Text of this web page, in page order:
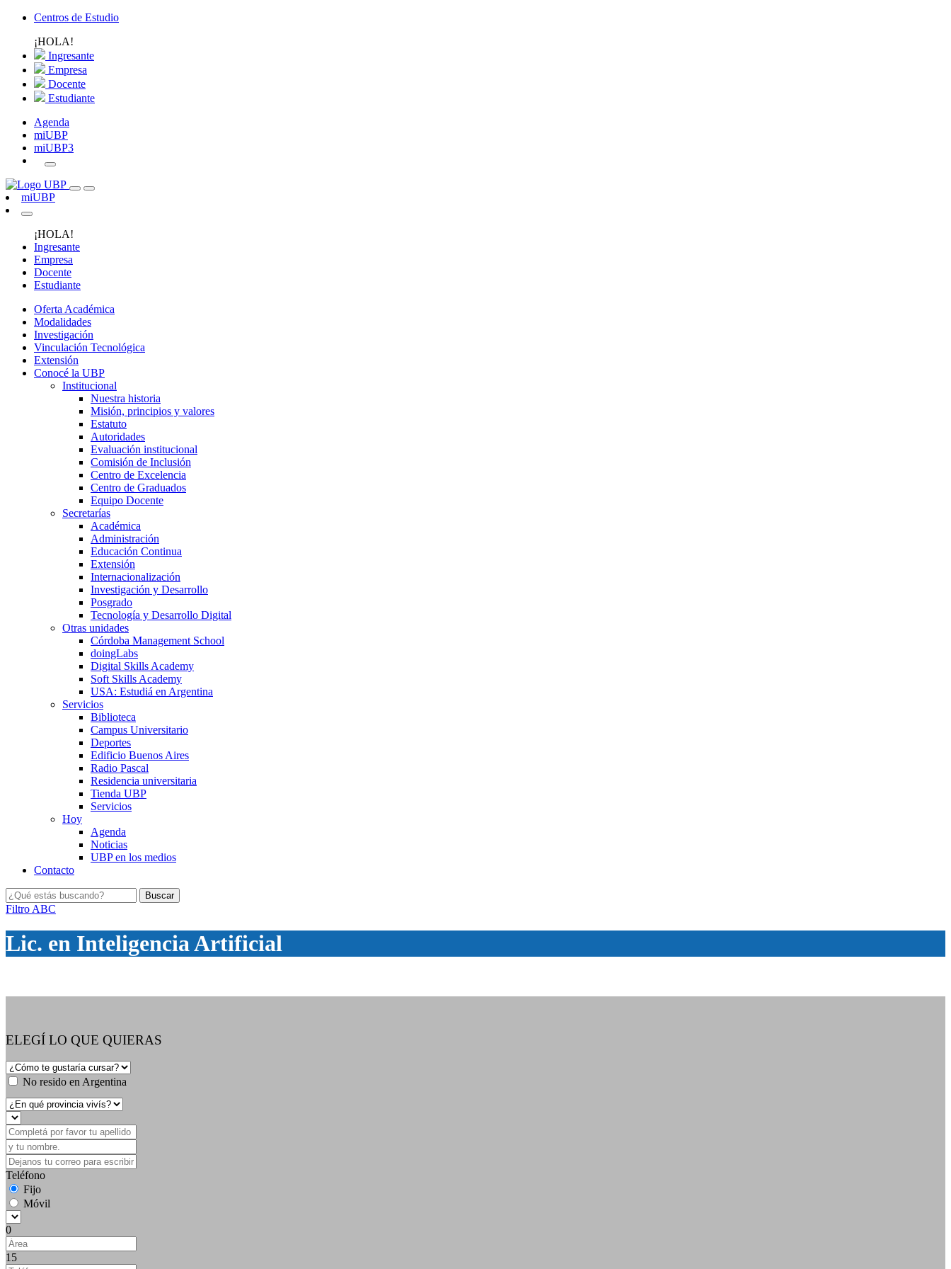
Centros de Estudio
¡HOLA!
Ingresante
Empresa
Docente
Estudiante
Agenda
miUBP
miUBP3
miUBP
¡HOLA!
Ingresante
Empresa
Docente
Estudiante
Oferta Académica
Modalidades
Investigación
Vinculación Tecnológica
Extensión
Conocé la UBP
Institucional
Nuestra historia
Misión, principios y valores
Estatuto
Autoridades
Evaluación institucional
Comisión de Inclusión
Centro de Excelencia
Centro de Graduados
Equipo Docente
Secretarías
Académica
Administración
Educación Continua
Extensión
Internacionalización
Investigación y Desarrollo
Posgrado
Tecnología y Desarrollo Digital
Otras unidades
Córdoba Management School
doingLabs
Digital Skills Academy
Soft Skills Academy
USA: Estudiá en Argentina
Servicios
Biblioteca
Campus Universitario
Deportes
Edificio Buenos Aires
Radio Pascal
Residencia universitaria
Tienda UBP
Servicios
Hoy
Agenda
Noticias
UBP en los medios
Contacto
Filtro ABC
Lic. en Inteligencia Artificial
ELEGÍ LO QUE QUIERAS
No resido en Argentina
Teléfono
Fijo
Móvil
0
15